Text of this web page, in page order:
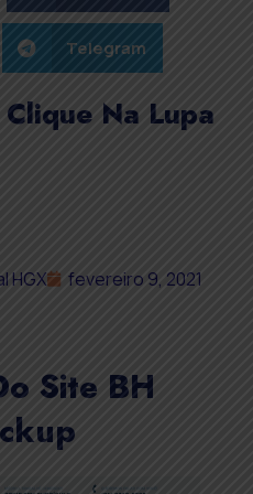
Telegram
Na Lupa
HGX
fevereiro 9, 2021
Site BH